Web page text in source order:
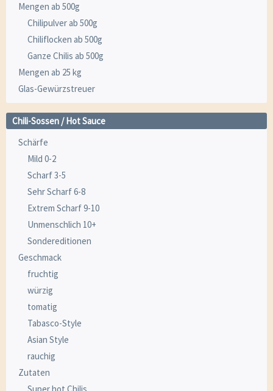
Mengen ab 500g
Chilipulver ab 500g
Chiliflocken ab 500g
Ganze Chilis ab 500g
Mengen ab 25 kg
Glas-Gewürzstreuer
Chili-Sossen / Hot Sauce
Schärfe
Mild 0-2
Scharf 3-5
Sehr Scharf 6-8
Extrem Scharf 9-10
Unmenschlich 10+
Sondereditionen
Geschmack
fruchtig
würzig
tomatig
Tabasco-Style
Asian Style
rauchig
Zutaten